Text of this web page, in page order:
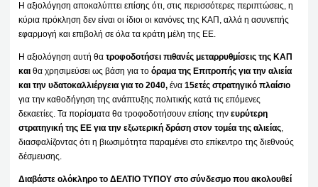
Η αξιολόγηση αποκαλύπτει επίσης ότι, στις περισσότερες περιπτώσεις, η
κύρια πρόκληση δεν είναι οι ίδιοι οι κανόνες της ΚΑΠ, αλλά η ασυνεπής
εφαρμογή και επιβολή σε όλα τα κράτη μέλη της ΕΕ.
Η αξιολόγηση αυτή θατροφοδοτήσει πιθανές μεταρρυθμίσεις της ΚΑΠ
και θα χρησιμεύσει ως βάση για τοόραμα της Επιτροπής για την αλιεία
και την υδατοκαλλιέργεια για το 2040, ένα15ετές στρατηγικό πλαίσιο
για την καθοδήγηση της ανάπτυξης πολιτικής κατά τις επόμενες
δεκαετίες. Τα πορίσματα θα τροφοδοτήσουν επίσης τηνευρύτερη
στρατηγική της ΕΕ για την εξωτερική δράση στον τομέα της αλιείας,
διασφαλίζοντας ότι η βιωσιμότητα παραμένει στο επίκεντρο της διεθνούς
δέσμευσης.
Διαβάστε ολόκληρο το ΔΕΛΤΙΟ ΤΥΠΟΥ στο σύνδεσμο που ακολουθεί